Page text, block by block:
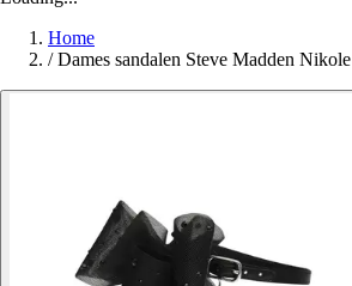
Home
/ Dames sandalen Steve Madden Nikole